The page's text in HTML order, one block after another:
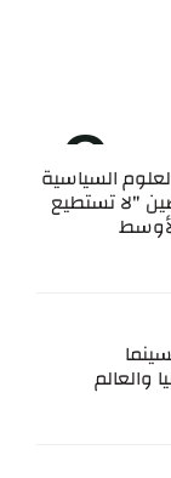
السياسية
"لا تستطيع
والعالم